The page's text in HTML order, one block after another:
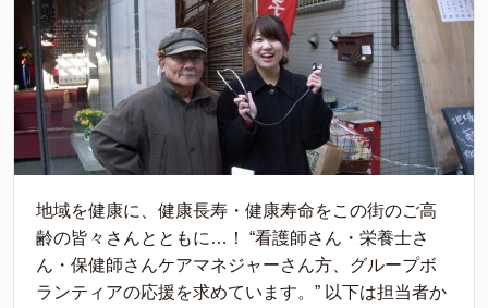
地域を健康に、健康長寿・健康寿命をこの街のご高
齢の皆々さんとともに…！ “看護師さん・栄養士さ
ん・保健師さんケアマネジャーさん方、グループボ
ランティアの応援を求めています。” 以下は担当者か